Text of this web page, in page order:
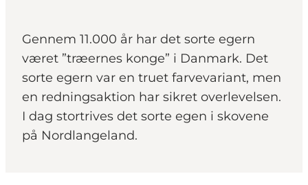
Gennem 11.000 år har det sorte egern
været ”træernes konge” i Danmark. Det
sorte egern var en truet farvevariant, men
en redningsaktion har sikret overlevelsen.
I dag stortrives det sorte egen i skovene
på Nordlangeland.